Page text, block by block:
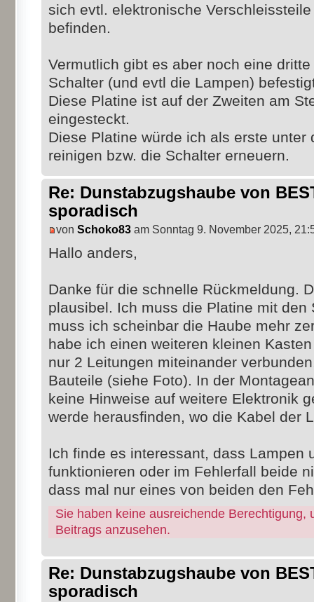
sich evtl. elektronische
befinden.
Vermutlich gibt es aber noch eine
Schalter (und evtl die Lampen)
Diese Platine ist auf der Zweiten am
eingesteckt.
Diese Platine würde ich als erste unter
reinigen bzw. die Schalter erneuern.
Re: Dunstabzugshaube von
sporadisch
von Schoko83 am Sonntag 9. November 2025,
Hallo anders,
Danke für die schnelle Rückmeldung.
plausibel. Ich muss die Platine mit den
muss ich scheinbar die Haube mehr
habe ich einen weiteren kleinen
nur 2 Leitungen miteinander
Bauteile (siehe Foto). In der
keine Hinweise auf weitere Elektronik
werde herausfinden, wo die Kabel der
Ich finde es interessant, dass Lampen
funktionieren oder im Fehlerfall beide
dass mal nur eines von beiden den
Sie haben keine ausreichende Berechtigung,
Beitrags anzusehen.
Re: Dunstabzugshaube von
sporadisch